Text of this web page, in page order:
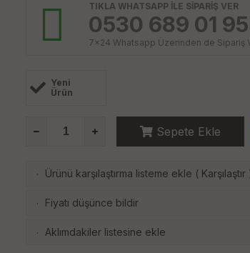
TIKLA WHATSAPP İLE SİPARİŞ VER
0530 689 01 95
7x24 Whatsapp Üzerinden de Sipariş
Yeni
Ürün
Sepete Ekle
· Ürünü karşılaştırma listeme ekle ( Karşılaştır
· Fiyatı düşünce bildir
· Aklımdakiler listesine ekle